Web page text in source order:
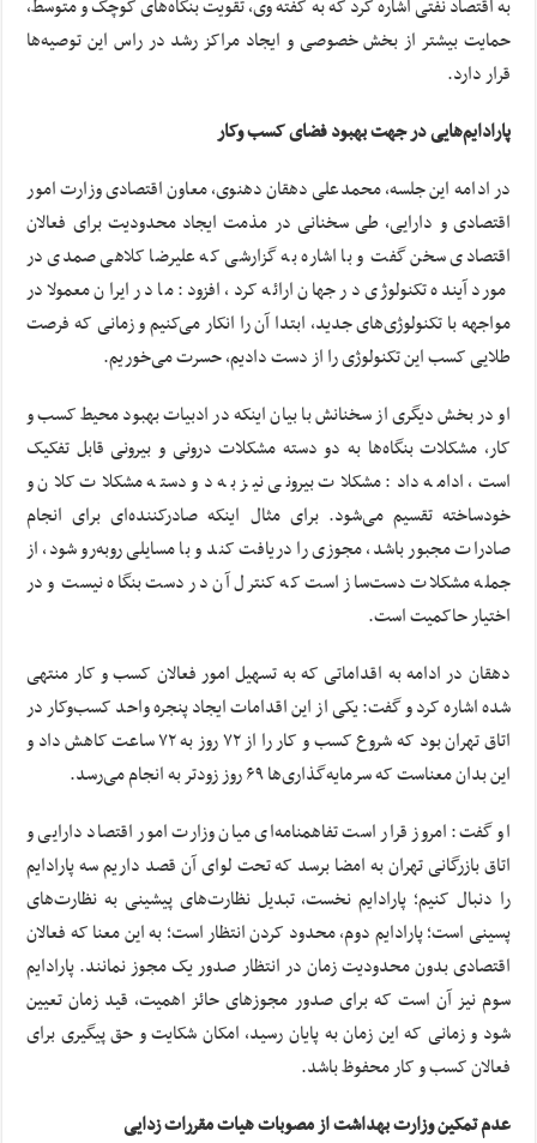
به اقتصاد نفتی اشاره کرد که به گفته وی، تقویت بنگاه‌های کوچک و متوسط،
حمایت بیشتر از بخش‌ خصوصی و ایجاد مراکز رشد در راس این توصیه‌ها
قرار دارد.
پارادایم‌هایی در جهت بهبود فضای کسب وکار
در ادامه این جلسه، محمدعلی دهقان دهنوی، معاون اقتصادی وزارت امور
اقتصادی و دارایی، طی سخنانی در مذمت ایجاد محدودیت برای فعالان
اقتصادی سخن گفت و با اشاره به گزارشی که علیرضا کلاهی صمدی در
مورد آینده تکنولوژی در جهان ارائه کرد، افزود: ما در ایران معمولا در
مواجهه با تکنولوژی‌های جدید، ابتدا آن را انکار می‌کنیم و زمانی که فرصت
طلایی کسب این تکنولوژی را از دست دادیم، حسرت می‌خوریم.
او در بخش دیگری از سخنانش با بیان اینکه در ادبیات بهبود محیط کسب و
کار، مشکلات بنگاه‌ها به دو دسته مشکلات درونی و بیرونی قابل تفکیک
است، ادامه داد: مشکلات بیرونی نیز به دو دسته مشکلات کلان و
خودساخته تقسیم می‌شود. برای مثال اینکه صادرکننده‌ای برای انجام
صادرات مجبور باشد، مجوزی را دریافت کند و با مسایلی روبه‌رو شود، از
جمله مشکلات دست‌ساز است که کنترل آن در دست بنگاه نیست و در
اختیار حاکمیت است.
دهقان در ادامه به اقداماتی که به تسهیل امور فعالان کسب و کار منتهی
شده اشاره کرد و گفت: یکی از این اقدامات ایجاد پنجره واحد کسب‌وکار در
اتاق تهران بود که شروع کسب و کار را از ۷۲ روز به ۷۲ ساعت کاهش داد و
این بدان معناست که سرمایه‌گذاری‌ها ۶۹ روز زودتر به انجام می‌رسد.
او گفت: امروز قرار است تفاهمنامه‌ای میان وزارت امور اقتصاد دارایی و
اتاق بازرگانی تهران به امضا برسد که تحت لوای آن قصد داریم سه پارادایم
را دنبال کنیم؛ پارادایم نخست، تبدیل نظارت‌های پیشینی به نظارت‌های
پسینی است؛ پارادایم دوم، محدود کردن انتظار است؛ به این معنا که فعالان
اقتصادی بدون محدودیت زمان در انتظار صدور یک مجوز نمانند. پارادایم
سوم نیز آن است که برای صدور مجوزهای حائز اهمیت، قید زمان تعیین
شود و زمانی که این زمان به پایان رسید، امکان شکایت و حق پیگیری برای
فعالان کسب و کار محفوظ باشد.
عدم تمکین وزارت بهداشت از مصوبات هیات مقررات زدایی